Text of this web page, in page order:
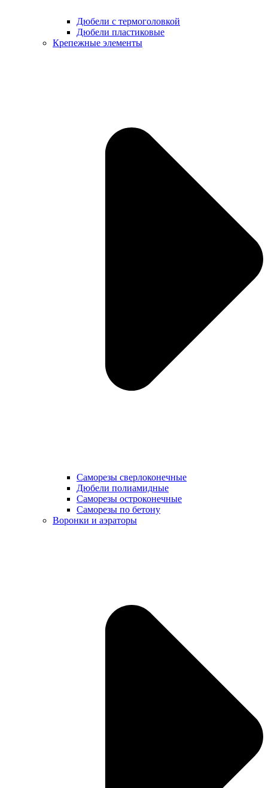
Дюбели с термоголовкой
Дюбели пластиковые
Крепежные элементы
Саморезы сверлоконечные
Дюбели полиамидные
Саморезы остроконечные
Саморезы по бетону
Воронки и аэраторы